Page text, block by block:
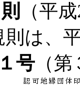
（平
則は、
号（第